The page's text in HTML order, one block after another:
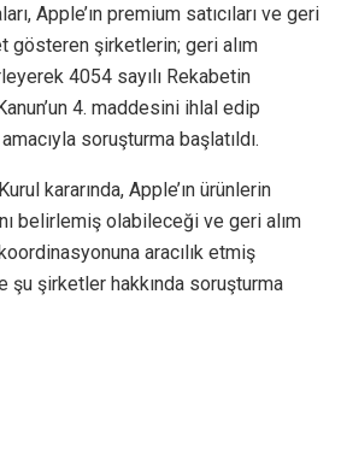
Apple’ın premium satıcıları ve geri
gösteren şirketlerin; geri alım
4054 sayılı Rekabetin
4. maddesini ihlal edip
soruşturma başlatıldı.
kararında, Apple’ın ürünlerin
belirlemiş olabileceği ve geri alım
aracılık etmiş
şirketler hakkında soruşturma